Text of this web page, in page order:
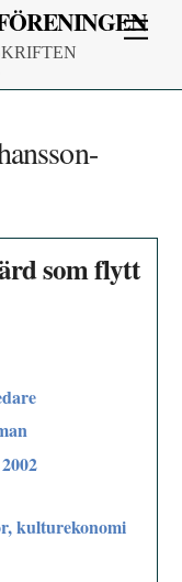
som flytt
2002
kulturekonomi